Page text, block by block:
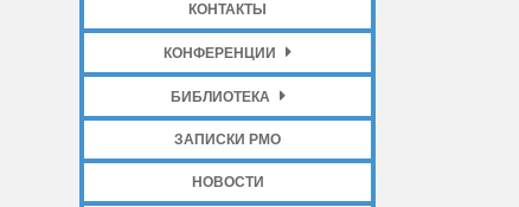
КОНТАКТЫ
КОНФЕРЕНЦИИ
БИБЛИОТЕКА
ЗАПИСКИ РМО
НОВОСТИ